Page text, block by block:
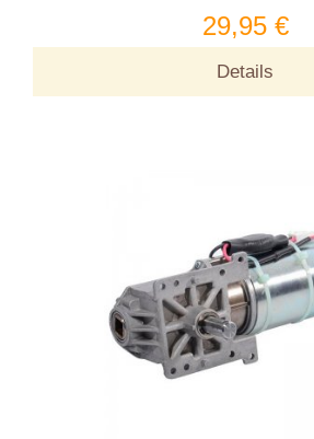
29,95 €
Details